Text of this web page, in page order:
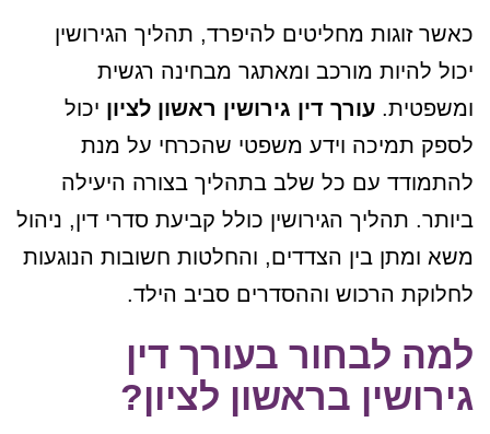
כאשר זוגות מחליטים להיפרד, תהליך הגירושין
יכול להיות מורכב ומאתגר מבחינה רגשית
ומשפטית. עורך דין גירושין ראשון לציון יכול
לספק תמיכה וידע משפטי שהכרחי על מנת
להתמודד עם כל שלב בתהליך בצורה היעילה
ביותר. תהליך הגירושין כולל קביעת סדרי דין, ניהול
משא ומתן בין הצדדים, והחלטות חשובות הנוגעות
לחלוקת הרכוש וההסדרים סביב הילד.
למה לבחור בעורך דין
גירושין בראשון לציון?